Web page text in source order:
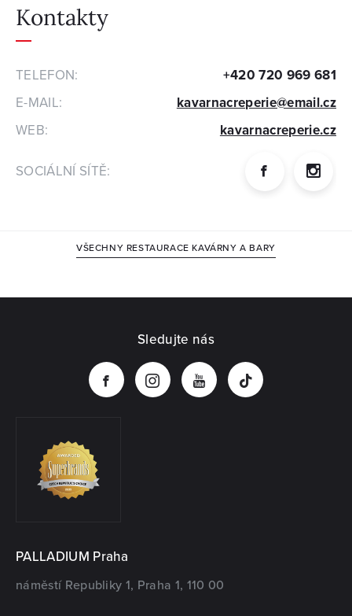
Kontakty
TELEFON:
+420 720 969 681
E-MAIL:
kavarnacreperie@email.cz
WEB:
kavarnacreperie.cz
SOCIÁLNÍ SÍTĚ:
VŠECHNY RESTAURACE KAVÁRNY A BARY
PALLADIUM Praha
náměstí Republiky 1, Praha 1, 110 00
Sledujte nás